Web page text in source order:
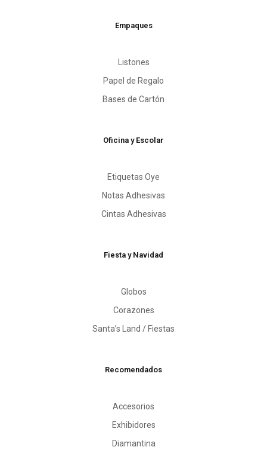
Empaques
Listones
Papel de Regalo
Bases de Cartón
Oficina y Escolar
Etiquetas Oye
Notas Adhesivas
Cintas Adhesivas
Fiesta y Navidad
Globos
Corazones
Santa’s Land / Fiestas
Recomendados
Accesorios
Exhibidores
Diamantina